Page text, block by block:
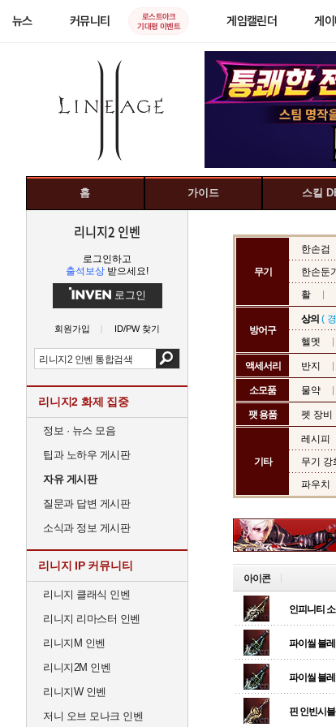
뉴스 커뮤니티
로스트아크
기대평 이벤트
게임캘린더 게
홈 가이드 스킬
리니지2 인벤
로그인하고
출석보상 받으세요!
로그인
회원가입 ID/PW 찾기
리니지2 화제 집중
정보 · 뉴스 모음
팁과 노하우 게시판
자유 게시판
질문과 답변 게시판
소식과 정보 게시판
리니지 IP 커뮤니티
리니지 클래식 인벤
리니지 리마스터 인벤
리니지M 인벤
리니지2M 인벤
리니지W 인벤
저니 오브 모나크 인벤
무기
한손검
한손둔기
활
방어구
상의 (
헬멧
액세서리 반지
소모품 물약
팻 용품 펫 장비
기타
레시피
무기 강
파우치
아이콘
인피니티
파이씰 블
파이씰 블
핀 인빈시